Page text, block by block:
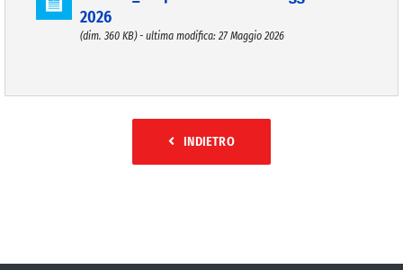
2026
(dim. 360 KB) - ultima modifica: 27 Maggio 2026
INDIETRO